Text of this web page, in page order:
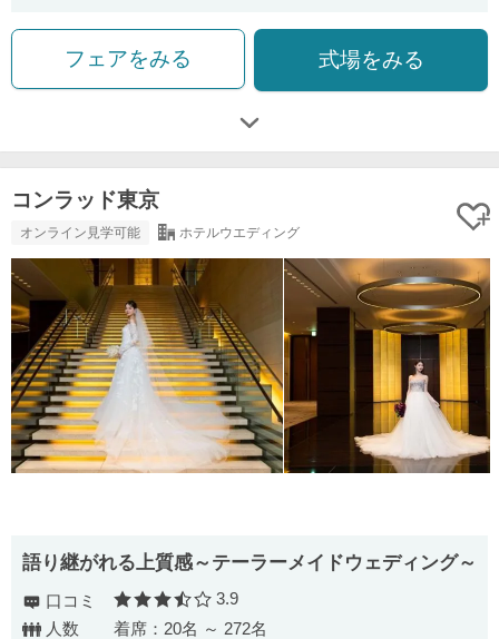
フェアをみる 式場をみる
コンラッド東京
オンライン見学可能 ホテルウエディング
語り継がれる上質感～テーラーメイドウェディング～
口コミ 口コミ評価
3.9
人数
着席：20名 ～ 272名